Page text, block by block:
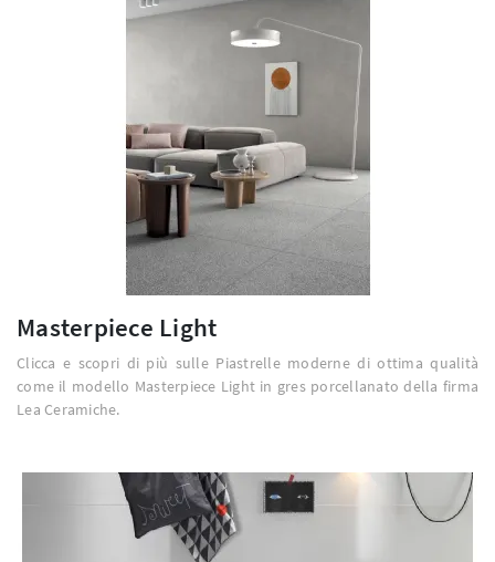
Masterpiece Light
Clicca e scopri di più sulle Piastrelle moderne di ottima qualità
come il modello Masterpiece Light in gres porcellanato della firma
Lea Ceramiche.